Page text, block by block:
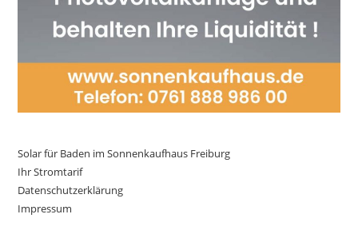
Solar für Baden im Sonnenkaufhaus Freiburg
Ihr Stromtarif
Datenschutzerklärung
Impressum